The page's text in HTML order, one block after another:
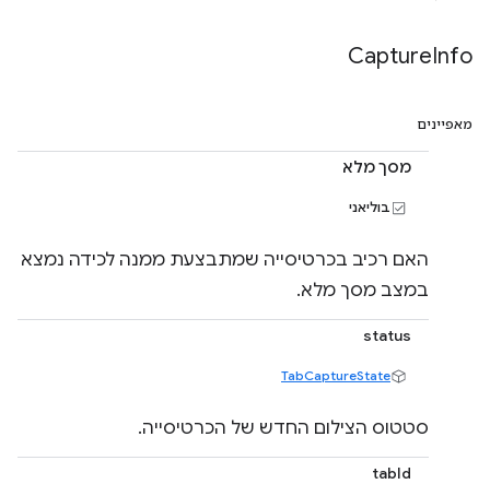
CaptureInfo
מאפיינים
מסך מלא
בוליאני
האם רכיב בכרטיסייה שמתבצעת ממנה לכידה נמצא
במצב מסך מלא.
status
TabCaptureState
סטטוס הצילום החדש של הכרטיסייה.
tabId